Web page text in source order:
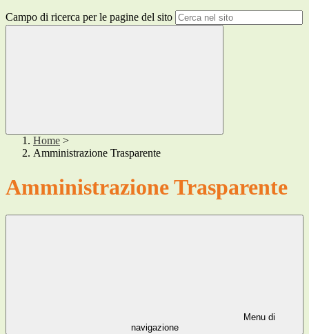
Campo di ricerca per le pagine del sito
Home >
Amministrazione Trasparente
Amministrazione Trasparente
Menu di
navigazione